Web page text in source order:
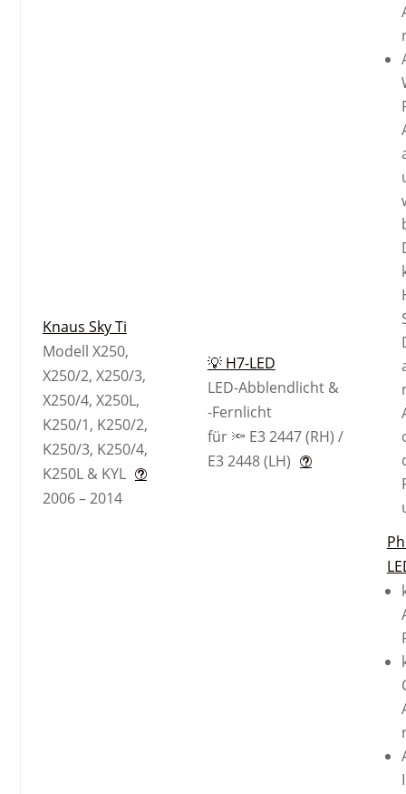
Knaus Sky Ti
Modell X250,
X250/2, X250/3,
X250/4, X250L,
K250/1, K250/2,
K250/3, K250/4,
K250L & KYL
2006 – 2014
💡 H7-LED
LED-Abblendlicht &
-Fernlicht
für 🔦 E3 2447 (RH) /
E3 2448 (LH)